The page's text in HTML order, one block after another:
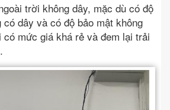
trời không dây, mặc dù có độ
có dây và có độ bảo mật không
có mức giá khá rẻ và đem lại trải